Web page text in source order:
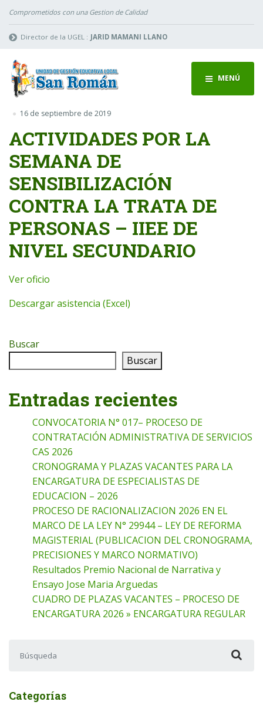
Comprometidos con una Gestion de Calidad
Director de la UGEL : JARID MAMANI LLANO
MENÚ
16 de septiembre de 2019
ACTIVIDADES POR LA
SEMANA DE
SENSIBILIZACIÓN
CONTRA LA TRATA DE
PERSONAS – IIEE DE
NIVEL SECUNDARIO
Ver oficio
Descargar asistencia (Excel)
Buscar
Buscar
Entradas recientes
CONVOCATORIA N° 017– PROCESO DE
CONTRATACIÓN ADMINISTRATIVA DE SERVICIOS
CAS 2026
CRONOGRAMA Y PLAZAS VACANTES PARA LA
ENCARGATURA DE ESPECIALISTAS DE
EDUCACION – 2026
PROCESO DE RACIONALIZACION 2026 EN EL
MARCO DE LA LEY N° 29944 – LEY DE REFORMA
MAGISTERIAL (PUBLICACION DEL CRONOGRAMA,
PRECISIONES Y MARCO NORMATIVO)
Resultados Premio Nacional de Narrativa y
Ensayo Jose Maria Arguedas
CUADRO DE PLAZAS VACANTES – PROCESO DE
ENCARGATURA 2026 » ENCARGATURA REGULAR
Categorías